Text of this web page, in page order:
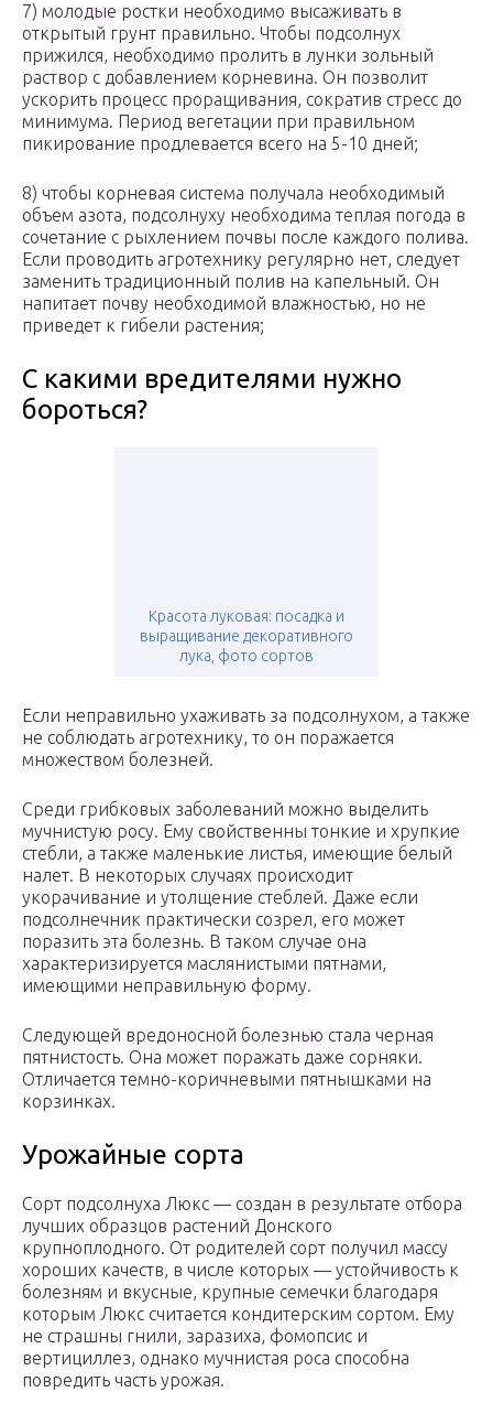
7) молодые ростки необходимо высаживать в
открытый грунт правильно. Чтобы подсолнух
прижился, необходимо пролить в лунки зольный
раствор с добавлением корневина. Он позволит
ускорить процесс проращивания, сократив стресс до
минимума. Период вегетации при правильном
пикирование продлевается всего на 5-10 дней;
8) чтобы корневая система получала необходимый
объем азота, подсолнуху необходима теплая погода в
сочетание с рыхлением почвы после каждого полива.
Если проводить агротехнику регулярно нет, следует
заменить традиционный полив на капельный. Он
напитает почву необходимой влажностью, но не
приведет к гибели растения;
С какими вредителями нужно
бороться?
Красота луковая: посадка и
выращивание декоративного
лука, фото сортов
Если неправильно ухаживать за подсолнухом, а также
не соблюдать агротехнику, то он поражается
множеством болезней.
Среди грибковых заболеваний можно выделить
мучнистую росу. Ему свойственны тонкие и хрупкие
стебли, а также маленькие листья, имеющие белый
налет. В некоторых случаях происходит
укорачивание и утолщение стеблей. Даже если
подсолнечник практически созрел, его может
поразить эта болезнь. В таком случае она
характеризируется маслянистыми пятнами,
имеющими неправильную форму.
Следующей вредоносной болезнью стала черная
пятнистость. Она может поражать даже сорняки.
Отличается темно-коричневыми пятнышками на
корзинках.
Урожайные сорта
Сорт подсолнуха Люкс — создан в результате отбора
лучших образцов растений Донского
крупноплодного. От родителей сорт получил массу
хороших качеств, в числе которых — устойчивость к
болезням и вкусные, крупные семечки благодаря
которым Люкс считается кондитерским сортом. Ему
не страшны гнили, заразиха, фомопсис и
вертициллез, однако мучнистая роса способна
повредить часть урожая.